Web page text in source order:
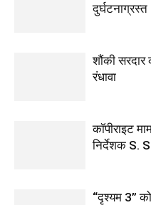
दुर्घटनाग्रस्त
शौंकी
रंधावा
कॉपीराइट
निर्देशक S.
“दृश्यम 3”